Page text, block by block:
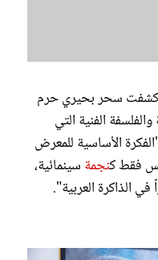
كشفت سحر بحيري حرم
الفنية التي
الأساسية للمعرض
فقط كنجمة سينمائية،
الذاكرة العربية".